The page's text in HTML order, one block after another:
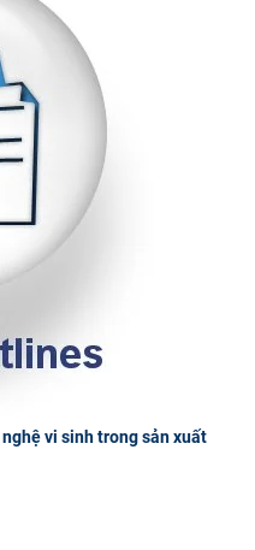
vi sinh trong sản xuất